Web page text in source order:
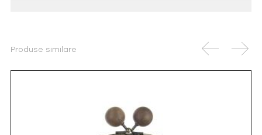
Produse similare